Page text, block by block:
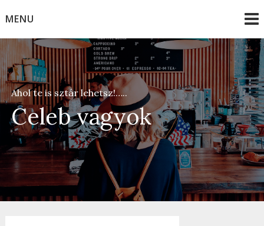
toMENU
Celeb vagyok
Ahol te is sztár lehetsz!…..